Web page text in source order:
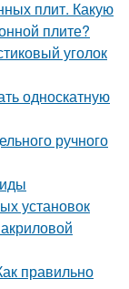
плит. Какую
плите?
уголок
односкатную
ручного
установок
правильно